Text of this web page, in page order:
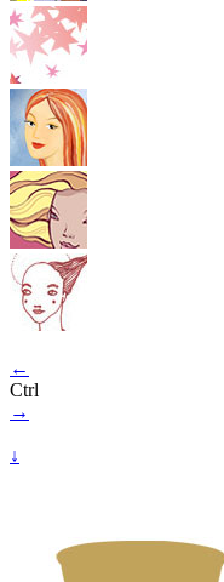
←
Ctrl
→
↓